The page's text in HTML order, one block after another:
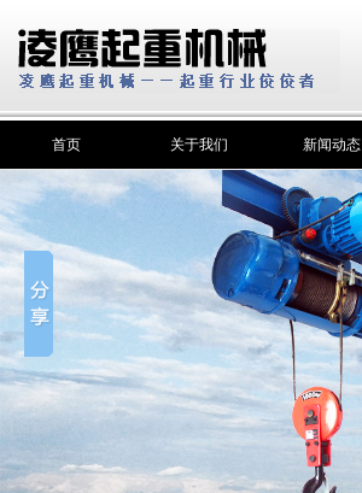
首页 关于我们 新闻动态